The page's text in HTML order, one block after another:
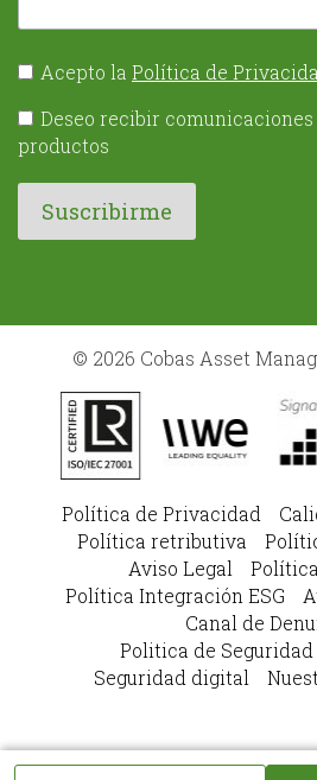
Acepto la Política de
Deseo recibir
productos
© 2026 Cobas Asset
Política de Privacidad
Política retributiva
Aviso Legal
Política Integración ESG
Canal de
Politica de
Seguridad digital